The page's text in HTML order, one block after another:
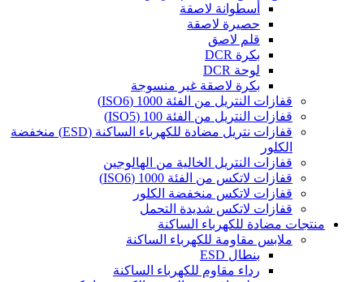
أسطوانة لاصقة
حصيرة لاصقة
قلم لاصق
بكرة DCR
لوحة DCR
بكرة لاصقة غير منسوجة
قفازات النتريل من الفئة 1000 (ISO6)
قفازات النتريل من الفئة 100 (ISO5)
قفازات نتريل مضادة للكهرباء الساكنة (ESD) منخفضة
الكلور
قفازات النتريل الخالية من الهالوجين
قفازات لاتكس من الفئة 1000 (ISO6)
قفازات لاتكس منخفضة الكلور
قفازات لاتكس شديدة التحمل
منتجات مضادة للكهرباء الساكنة
ملابس مقاومة للكهرباء الساكنة
بنطال ESD
رداء مقاوم للكهرباء الساكنة